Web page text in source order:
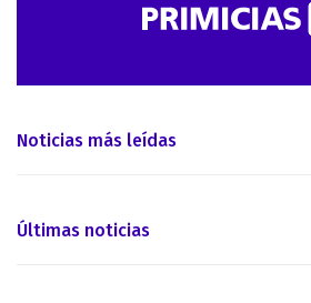
Noticias más leídas
Últimas noticias